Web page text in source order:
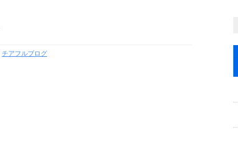
チアフルブログ